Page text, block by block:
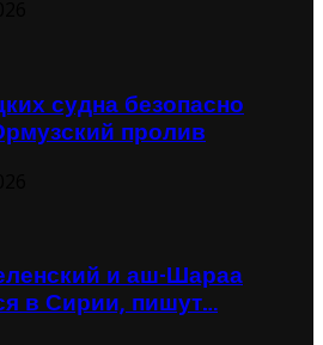
судна безопасно
пролив
и аш-Шараа
в Сирии, пишут…